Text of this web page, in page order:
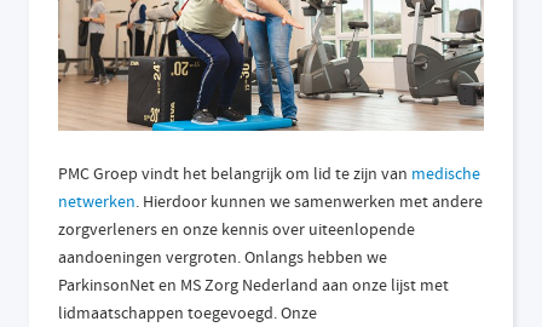
PMC Groep vindt het belangrijk om lid te zijn van medische
netwerken. Hierdoor kunnen we samenwerken met andere
zorgverleners en onze kennis over uiteenlopende
aandoeningen vergroten. Onlangs hebben we
ParkinsonNet en MS Zorg Nederland aan onze lijst met
lidmaatschappen toegevoegd. Onze